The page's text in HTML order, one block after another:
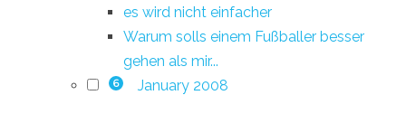
es wird nicht einfacher
Warum solls einem Fußballer besser
gehen als mir...
6 January 2008